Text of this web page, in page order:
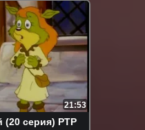
21:53
(20 серия) РТР